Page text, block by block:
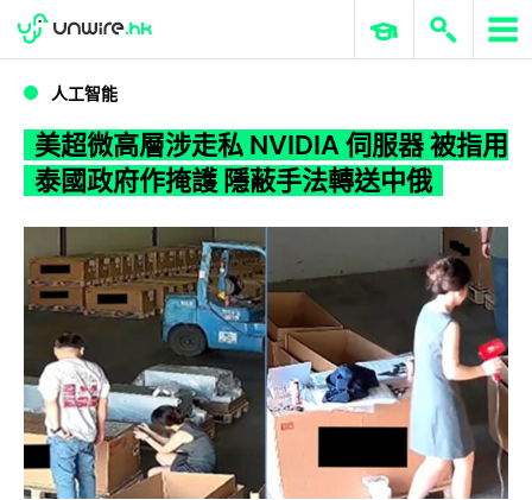
WWDC 2026 ERP 與商業 AI
人工智能
美超微高層涉走私 NVIDIA 伺服器 被指用
泰國政府作掩護 隱蔽手法轉送中俄